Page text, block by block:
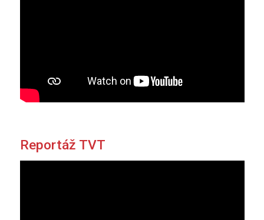
Reportáž TVT